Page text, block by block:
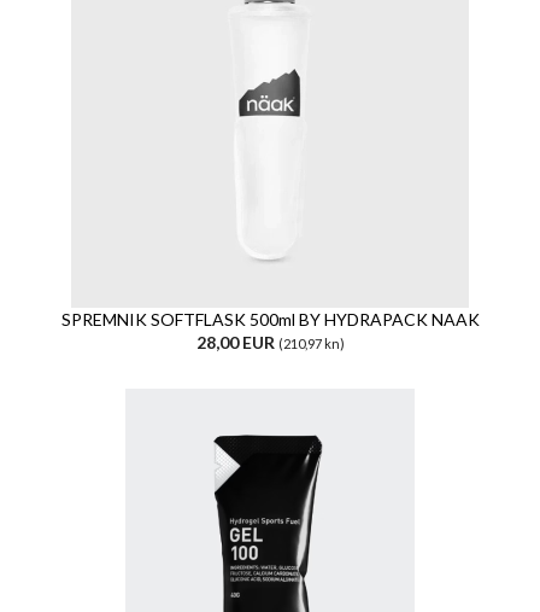
SPREMNIK SOFTFLASK 500ml BY HYDRAPACK NAAK
28,00 EUR (210,97 kn)